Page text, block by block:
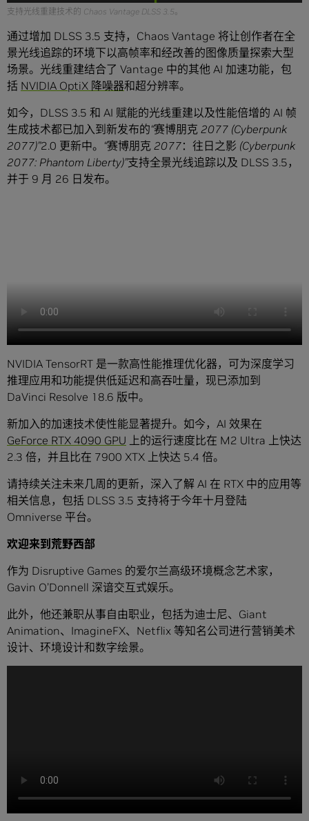
支持光线重建技术的 Chaos Vantage DLSS 3.5。
通过增加 DLSS 3.5 支持，Chaos Vantage 将让创作者在全
景光线追踪的环境下以高帧率和经改善的图像质量探索大型
场景。光线重建结合了 Vantage 中的其他 AI 加速功能，包
括 NVIDIA OptiX 降噪器和超分辨率。
如今，DLSS 3.5 和 AI 赋能的光线重建以及性能倍增的 AI 帧
生成技术都已加入到新发布的“赛博朋克 2077 (Cyberpunk
2077)”2.0 更新中。 “赛博朋克 2077：往日之影 (Cyberpunk
2077: Phantom Liberty)”支持全景光线追踪以及 DLSS 3.5，
并于 9 月 26 日发布。
NVIDIA TensorRT 是一款高性能推理优化器，可为深度学习
推理应用和功能提供低延迟和高吞吐量，现已添加到
DaVinci Resolve 18.6 版中。
新加入的加速技术使性能显著提升。如今，AI 效果在
GeForce RTX 4090 GPU 上的运行速度比在 M2 Ultra 上快达
2.3 倍，并且比在 7900 XTX 上快达 5.4 倍。
请持续关注未来几周的更新，深入了解 AI 在 RTX 中的应用等
相关信息，包括 DLSS 3.5 支持将于今年十月登陆
Omniverse 平台。
欢迎来到荒野西部
作为 Disruptive Games 的爱尔兰高级环境概念艺术家，
Gavin O’Donnell 深谙交互式娱乐。
此外，他还兼职从事自由职业，包括为迪士尼、Giant
Animation、ImagineFX、Netflix 等知名公司进行营销美术
设计、环境设计和数字绘景。